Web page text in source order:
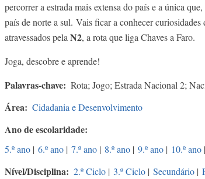
percorrer a estrada mais extensa do país e a única
país de norte a sul. Vais ficar a conhecer
atravessados pelaN2, a rota que liga Chaves a Faro.
Joga, descobre e aprende!
Palavras-chave Rota; Jogo; Estrada Nacional 2;
Área Cidadania e Desenvolvimento
Ano de escolaridade
5.º ano | 6.º ano | 7.º ano | 8.º ano | 9.º ano | 10.º ano |
Nível/Disciplina 2.º Ciclo | 3.º Ciclo | Secundário |